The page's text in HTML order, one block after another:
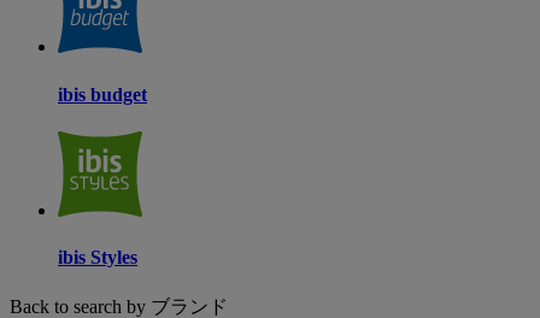
ibis budget
ibis Styles
Back to search by ブランド